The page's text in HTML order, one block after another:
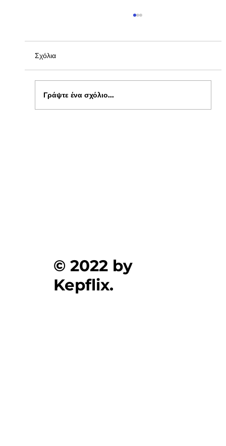
Σχόλια
Γράψτε ένα σχόλιο...
© 2022 by
Kepflix.